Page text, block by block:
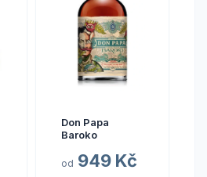
Don Papa
Baroko
od 949 Kč